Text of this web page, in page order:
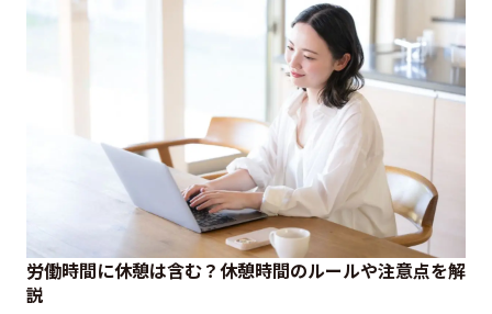
労働時間に休憩は含む？休憩時間のルールや注意点を解
説